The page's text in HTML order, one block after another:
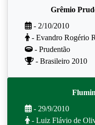
Grêmio
- 2/10/2010
- Evandro Rogério
- Prudentão
- Brasileiro 2010
- 29/9/2010
- Luiz Flávio de